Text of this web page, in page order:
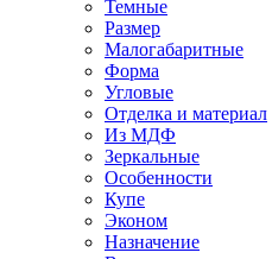
Темные
Размер
Малогабаритные
Форма
Угловые
Отделка и материал
Из МДФ
Зеркальные
Особенности
Купе
Эконом
Назначение